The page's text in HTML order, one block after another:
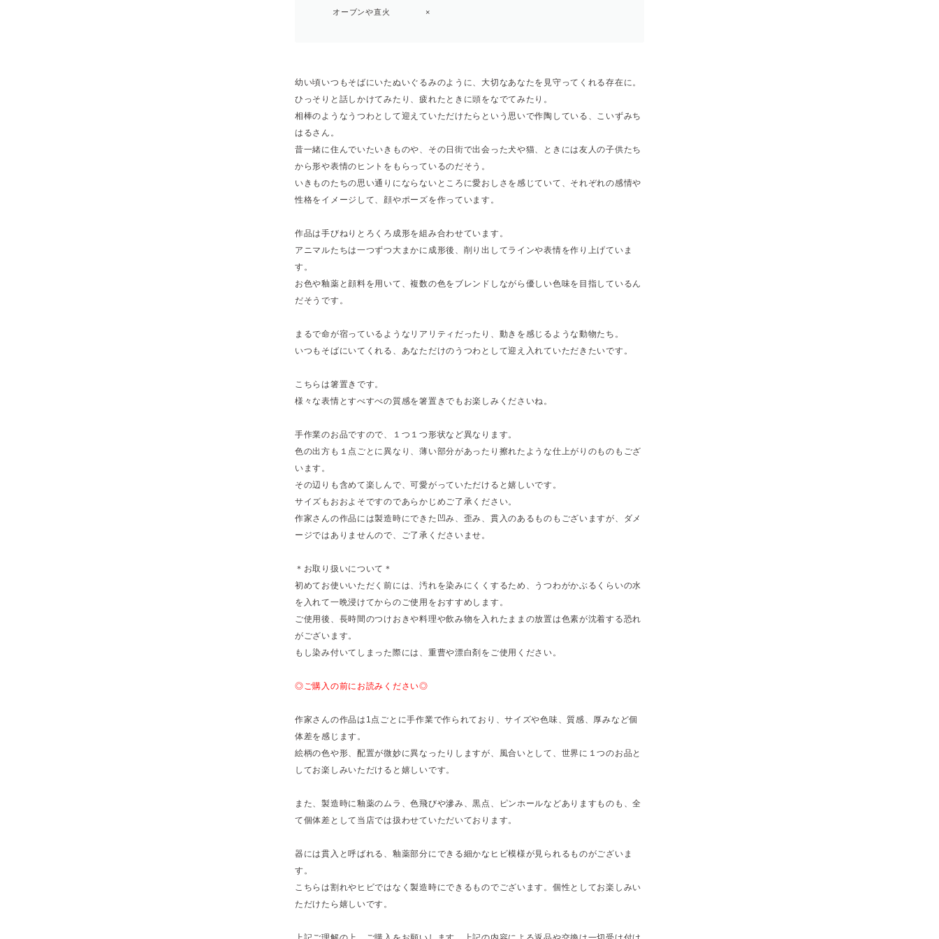
オーブンや直火 ×
幼い頃いつもそばにいたぬいぐるみのように、大切なあなたを見守ってくれる存在に。
ひっそりと話しかけてみたり、疲れたときに頭をなでてみたり。
相棒のようなうつわとして迎えていただけたらという思いで作陶している、こいずみち
はるさん。
昔一緒に住んでいたいきものや、その日街で出会った犬や猫、ときには友人の子供たち
から形や表情のヒントをもらっているのだそう。
いきものたちの思い通りにならないところに愛おしさを感じていて、それぞれの感情や
性格をイメージして、顔やポーズを作っています。
作品は手びねりとろくろ成形を組み合わせています。
アニマルたちは一つずつ大まかに成形後、削り出してラインや表情を作り上げていま
す。
お色や釉薬と顔料を用いて、複数の色をブレンドしながら優しい色味を目指しているん
だそうです。
まるで命が宿っているようなリアリティだったり、動きを感じるような動物たち。
いつもそばにいてくれる、あなただけのうつわとして迎え入れていただきたいです。
こちらは箸置きです。
様々な表情とすべすべの質感を箸置きでもお楽しみくださいね。
手作業のお品ですので、１つ１つ形状など異なります。
色の出方も１点ごとに異なり、薄い部分があったり擦れたような仕上がりのものもござ
います。
その辺りも含めて楽しんで、可愛がっていただけると嬉しいです。
サイズもおおよそですのであらかじめご了承ください。
作家さんの作品には製造時にできた凹み、歪み、貫入のあるものもございますが、ダメ
ージではありませんので、ご了承くださいませ。
＊お取り扱いについて＊
初めてお使いいただく前には、汚れを染みにくくするため、うつわがかぶるくらいの水
を入れて一晩浸けてからのご使用をおすすめします。
ご使用後、長時間のつけおきや料理や飲み物を入れたままの放置は色素が沈着する恐れ
がございます。
もし染み付いてしまった際には、重曹や漂白剤をご使用ください。
◎ご購入の前にお読みください◎
作家さんの作品は1点ごとに手作業で作られており、サイズや色味、質感、厚みなど個
体差を感じます。
絵柄の色や形、配置が微妙に異なったりしますが、風合いとして、世界に１つのお品と
してお楽しみいただけると嬉しいです。
また、製造時に釉薬のムラ、色飛びや滲み、黒点、ピンホールなどありますものも、全
て個体差として当店では扱わせていただいております。
器には貫入と呼ばれる、釉薬部分にできる細かなヒビ模様が見られるものがございま
す。
こちらは割れやヒビではなく製造時にできるものでございます。個性としてお楽しみい
ただけたら嬉しいです。